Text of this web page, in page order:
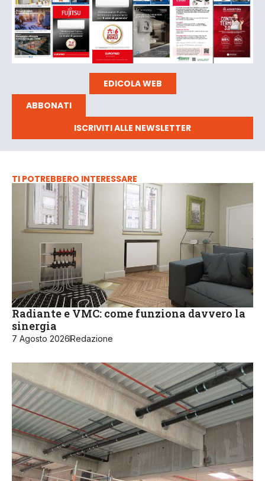
EDICOLA WEB
ABBONATI
ISCRIVITI ALLE NEWSLETTER
TI POTREBBERO INTERESSARE
Radiante e VMC: come funziona davvero la
sinergia
7 Agosto 2026Redazione